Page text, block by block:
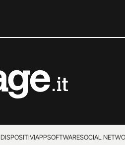
DISPOSITIVIAPPSOFTWARESOCIAL